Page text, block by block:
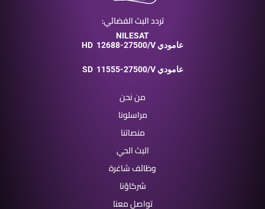
تردد البث الفضائي:
NILESAT
HD
12688-27500/V عامودي
SD 11555-27500/V عامودي
من نحن
مراسلونا
منصاتنا
البث الحي
وظائف شاغرة
شركاؤنا
تواصل معنا